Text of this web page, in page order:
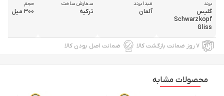
برند
گلیس
Schwarzkopf
Gliss
مبدا برند
آلمان
سفارش ساخت
ترکیه
حجم
۳۰۰ میل
۷ روز ضمانت بازگشت کالا ضمانت اصل بودن کالا
محصولات مشابه